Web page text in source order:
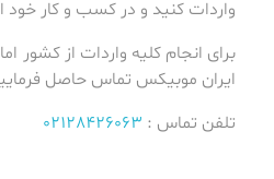
واردات کنید و در کسب و کار خود
برای انجام کلیه واردات از کشور
ایران موبیکس تماس حاصل
تلفن تماس : 02128426063